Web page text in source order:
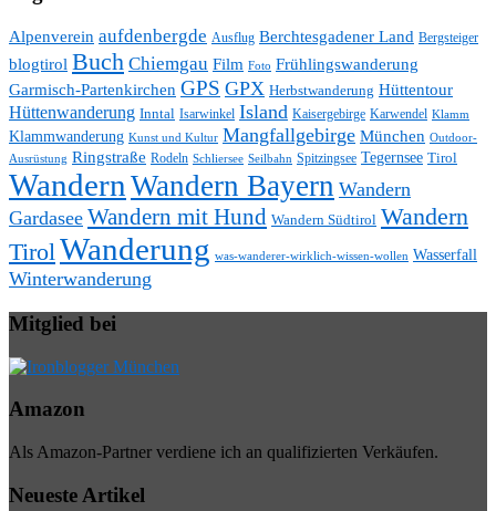
Alpenverein aufdenbergde Ausflug Berchtesgadener Land Bergsteiger
blogtirol Buch Chiemgau Film Foto Frühlingswanderung
Garmisch-Partenkirchen GPS GPX Herbstwanderung Hüttentour
Hüttenwanderung Inntal Isarwinkel Island Kaisergebirge Karwendel Klamm
Klammwanderung Kunst und Kultur Mangfallgebirge München Outdoor-
Ausrüstung Ringstraße Rodeln Schliersee Seilbahn Spitzingsee Tegernsee Tirol
Wandern Wandern Bayern Wandern
Gardasee Wandern mit Hund Wandern Südtirol Wandern
TirolWanderung was-wanderer-wirklich-wissen-wollen Wasserfall
Winterwanderung
Mitglied bei
Amazon
Als Amazon-Partner verdiene ich an qualifizierten Verkäufen.
Neueste Artikel